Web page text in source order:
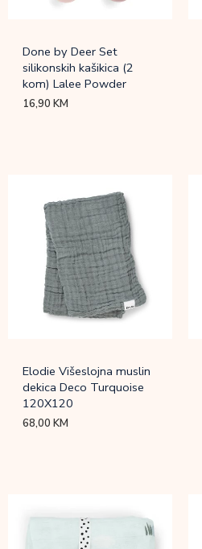
Done by Deer Set
silikonskih kašikica (2
kom) Lalee Powder
16,90KM
Elodie Višeslojna muslin
dekica Deco Turquoise
120X120
68,00KM